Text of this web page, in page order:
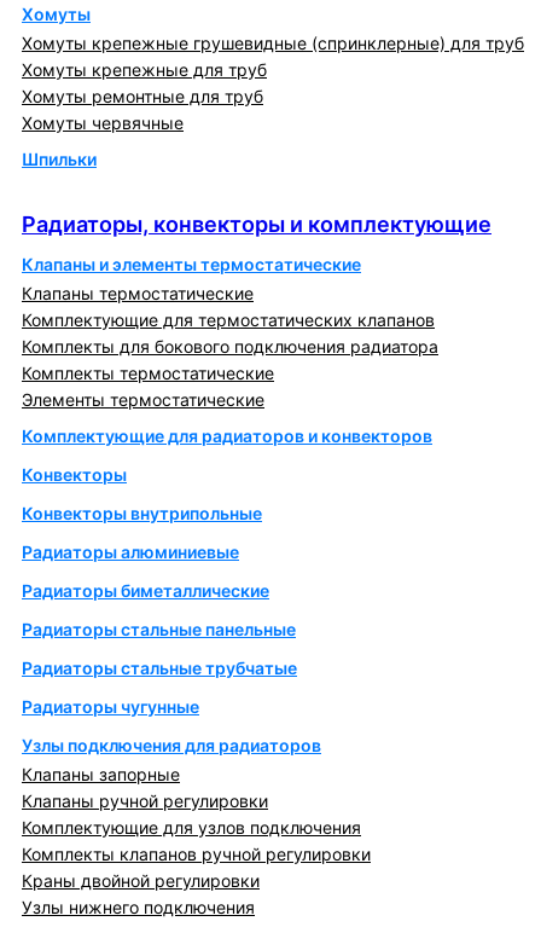
Хомуты
Хомуты крепежные грушевидные (спринклерные) для труб
Хомуты крепежные для труб
Хомуты ремонтные для труб
Хомуты червячные
Шпильки
Радиаторы, конвекторы и комплектующие
Клапаны и элементы термостатические
Клапаны термостатические
Комплектующие для термостатических клапанов
Комплекты для бокового подключения радиатора
Комплекты термостатические
Элементы термостатические
Комплектующие для радиаторов и конвекторов
Конвекторы
Конвекторы внутрипольные
Радиаторы алюминиевые
Радиаторы биметаллические
Радиаторы стальные панельные
Радиаторы стальные трубчатые
Радиаторы чугунные
Узлы подключения для радиаторов
Клапаны запорные
Клапаны ручной регулировки
Комплектующие для узлов подключения
Комплекты клапанов ручной регулировки
Краны двойной регулировки
Узлы нижнего подключения